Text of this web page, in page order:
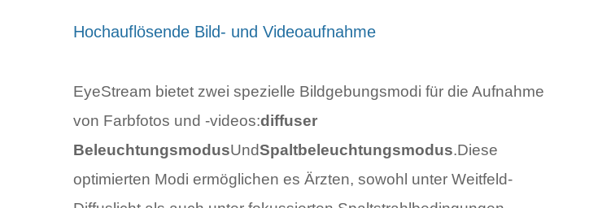
Hochauflösende Bild- und Videoaufnahme
EyeStream bietet zwei spezielle Bildgebungsmodi für die Aufnahme
von Farbfotos und -videos:diffuser
BeleuchtungsmodusUndSpaltbeleuchtungsmodus.Diese
optimierten Modi ermöglichen es Ärzten, sowohl unter Weitfeld-